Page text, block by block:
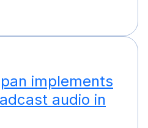
implements
audio in